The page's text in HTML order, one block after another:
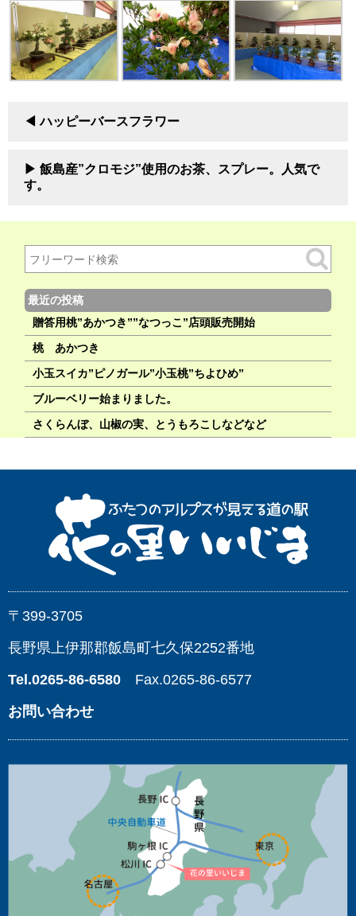
ハッピーバースフラワー
飯島産”クロモジ”使用のお茶、スプレー。人気で
す。
最近の投稿
贈答用桃”あかつき””なつっこ”店頭販売開始
桃 あかつき
小玉スイカ”ピノガール”小玉桃”ちよひめ”
ブルーベリー始まりました。
さくらんぼ、山椒の実、とうもろこしなどなど
〒399-3705
長野県上伊那郡飯島町七久保2252番地
Tel.0265-86-6580 Fax.0265-86-6577
お問い合わせ